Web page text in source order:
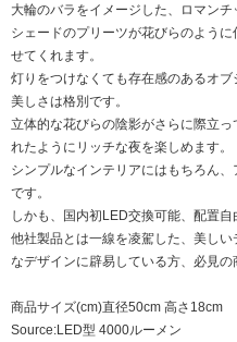
大輪のバラをイメージした、ロマンチ
シェードのプリーツが花びらのよう
せてくれます。
灯りをつけなくても存在感のあるオ
美しさは格別です。
立体的な花びらの陰影がさらに際立
れたようにリッチな夜を楽しめます。
シンプルなインテリアにはもちろん
です。
しかも、国内初LED交換可能、配置自
他社製品とは一線を凌駕した、美し
なデザインに辟易している方、必見の
商品サイズ(cm)直径50cm 高さ18cm
Source:LED型 4000ルーメン